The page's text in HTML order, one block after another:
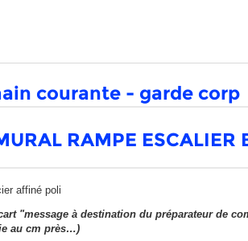
courante - garde corp
RAMPE ESCALIER
affiné poli
"message à destination du préparateur de
au cm près…)